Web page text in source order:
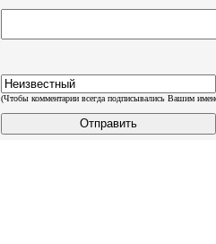
(Чтобы комментарии всегда подписывались Вашим